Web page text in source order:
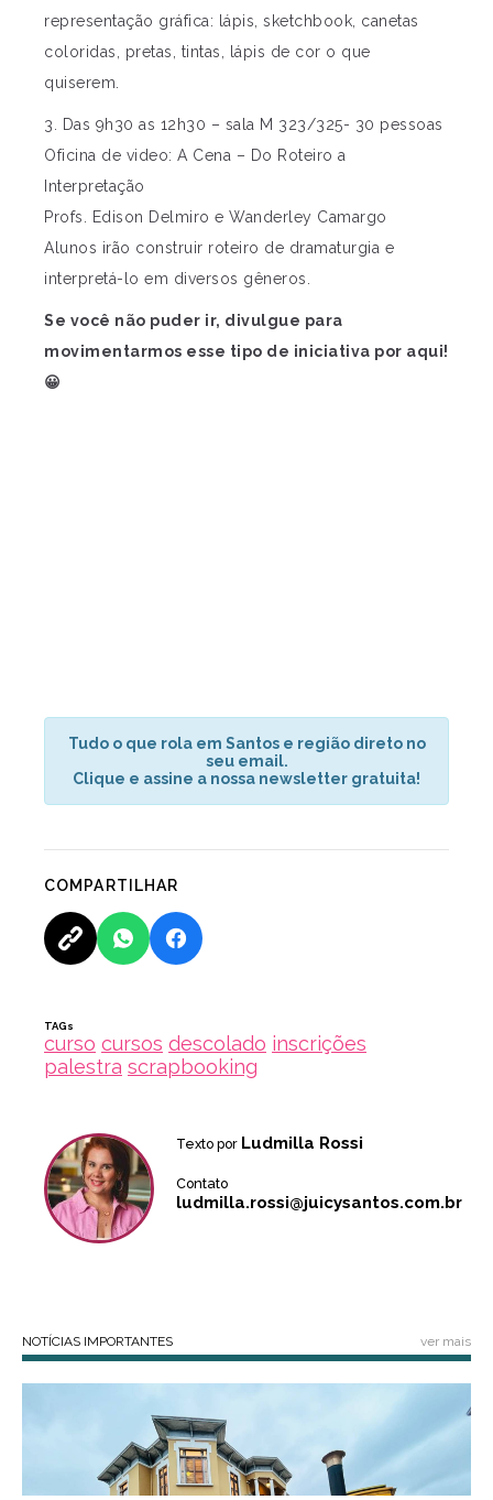
representação gráfica: lápis, sketchbook, canetas
coloridas, pretas, tintas, lápis de cor o que
quiserem.
3. Das 9h30 as 12h30 – sala M 323/325- 30 pessoas
Oficina de video: A Cena – Do Roteiro a
Interpretação
Profs. Edison Delmiro e Wanderley Camargo
Alunos irão construir roteiro de dramaturgia e
interpretá-lo em diversos gêneros.
Se você não puder ir, divulgue para
movimentarmos esse tipo de iniciativa por aqui!
😀
Tudo o que rola em Santos e região direto no
seu email.
Clique e assine a nossa newsletter gratuita!
COMPARTILHAR
TAGs
curso cursos descolado inscrições
palestra scrapbooking
Texto por Ludmilla Rossi
Contato
ludmilla.rossi@juicysantos.com.br
NOTÍCIAS IMPORTANTES ver mais